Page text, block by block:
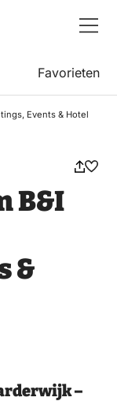
Favorieten
Events & Hotel
B&I
&
–